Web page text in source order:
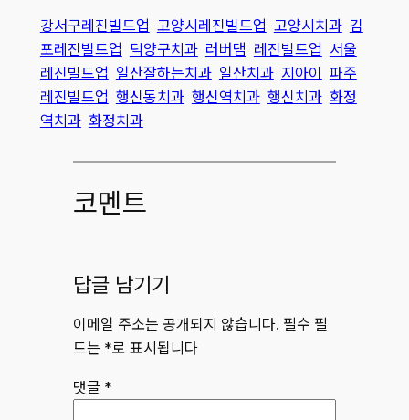
강서구레진빌드업 고양시레진빌드업 고양시치과 김
포레진빌드업 덕양구치과 러버댐 레진빌드업 서울
레진빌드업 일산잘하는치과 일산치과 지아이
파주
레진빌드업 행신동치과 행신역치과 행신치과 화정
역치과 화정치과
코멘트
답글 남기기
이메일 주소는 공개되지 않습니다. 필수 필
드는 *로 표시됩니다
댓글 *